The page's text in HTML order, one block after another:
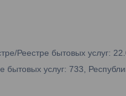
Реестре бытовых услуг:
бытовых услуг: 733,